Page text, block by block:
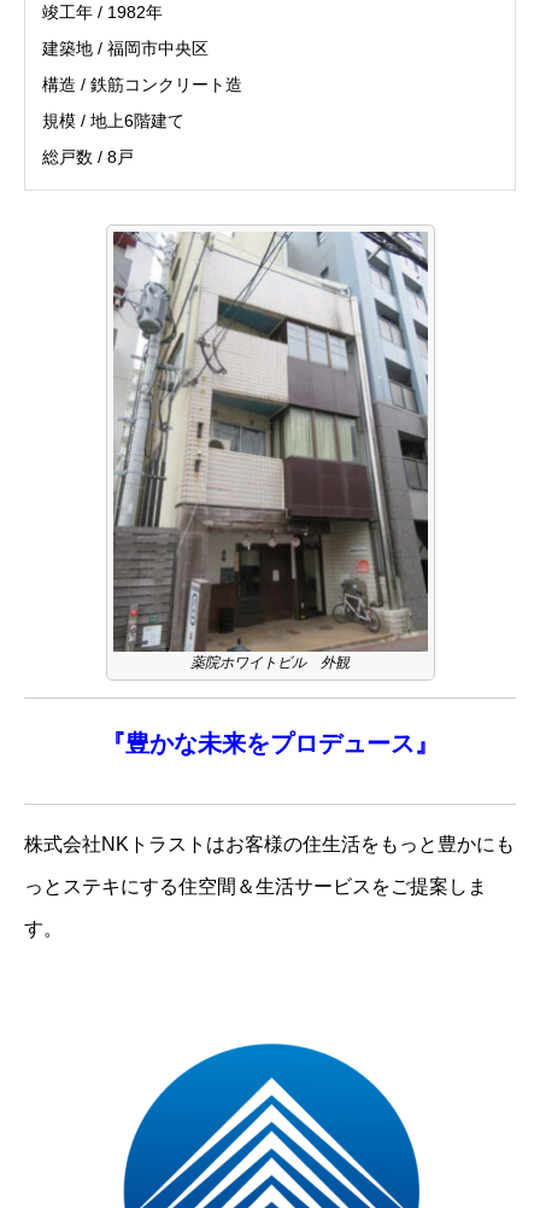
竣工年 / 1982年
建築地 / 福岡市中央区
構造 / 鉄筋コンクリート造
規模 / 地上6階建て
総戸数 / 8戸
薬院ホワイトビル 外観
『豊かな未来をプロデュース』
株式会社NKトラストはお客様の住生活をもっと豊かにも
っとステキにする住空間＆生活サービスをご提案しま
す。